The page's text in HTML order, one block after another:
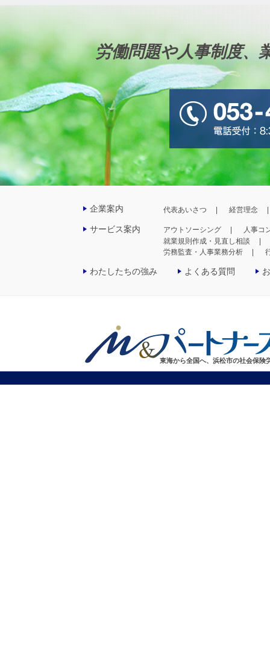
労働問題や人事制度、
企業案内 代表あいさつ 経営理念
サービス案内 アウトソーシング
人事コ
就業規則作成・見直し相談
労務監査・人事業務分析
わたしたちの強み よくある質問
東海から全国へ、浜松市の社会保険